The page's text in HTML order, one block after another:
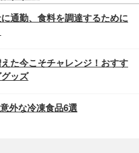
通勤、食料を調達するために
た今こそチャレンジ！おすす
ッズ
外な冷凍食品6選